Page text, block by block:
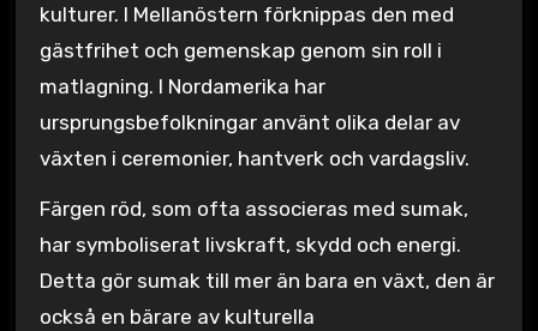
kulturer. I Mellanöstern förknippas den med
gästfrihet och gemenskap genom sin roll i
matlagning. I Nordamerika har
ursprungsbefolkningar använt olika delar av
växten i ceremonier, hantverk och vardagsliv.
Färgen röd, som ofta associeras med sumak,
har symboliserat livskraft, skydd och energi.
Detta gör sumak till mer än bara en växt, den är
också en bärare av kulturella